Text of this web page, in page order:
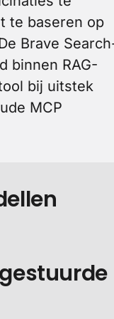
te baseren op
Brave
binnen RAG-
bij uitstek
MCP